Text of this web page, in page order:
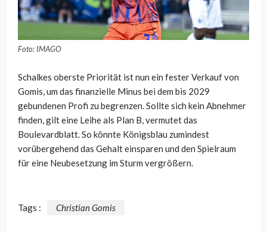
Foto: IMAGO
Schalkes oberste Priorität ist nun ein fester Verkauf von
Gomis, um das finanzielle Minus bei dem bis 2029
gebundenen Profi zu begrenzen. Sollte sich kein Abnehmer
finden, gilt eine Leihe als Plan B, vermutet das
Boulevardblatt. So könnte Königsblau zumindest
vorübergehend das Gehalt einsparen und den Spielraum
für eine Neubesetzung im Sturm vergrößern.
Tags : Christian Gomis